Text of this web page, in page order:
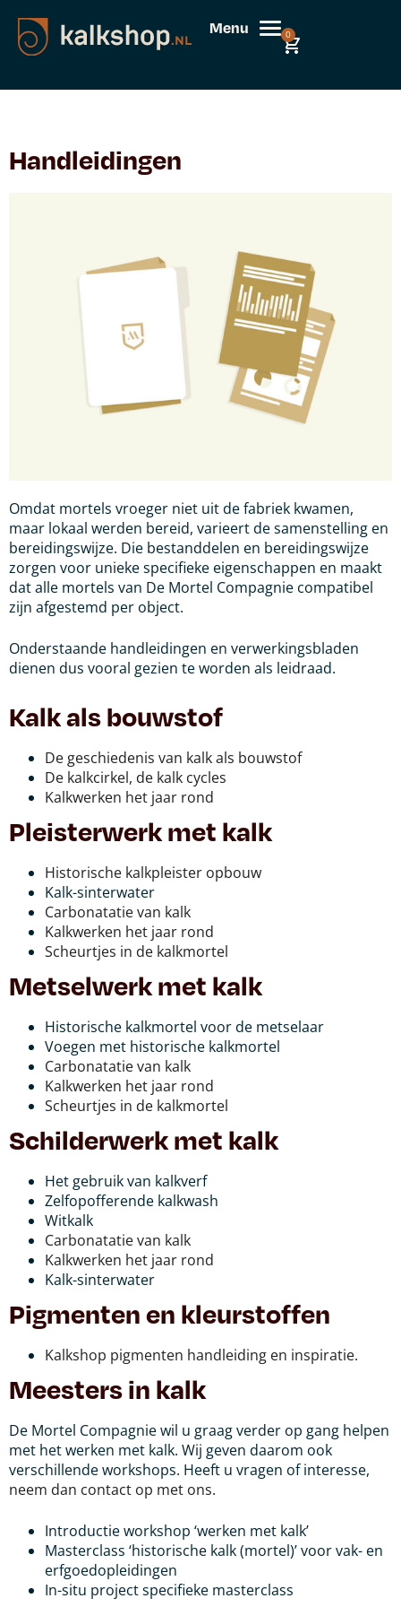
Menu 0
Handleidingen
Omdat mortels vroeger niet uit de fabriek kwamen,
maar lokaal werden bereid, varieert de samenstelling en
bereidingswijze. Die bestanddelen en bereidingswijze
zorgen voor unieke specifieke eigenschappen en maakt
dat alle mortels van De Mortel Compagnie compatibel
zijn afgestemd per object.
Onderstaande handleidingen en verwerkingsbladen
dienen dus vooral gezien te worden als leidraad.
Kalk als bouwstof
De geschiedenis van kalk als bouwstof
De kalkcirkel, de kalk cycles
Kalkwerken het jaar rond
Pleisterwerk met kalk
Historische kalkpleister opbouw
Kalk-sinterwater
Carbonatatie van kalk
Kalkwerken het jaar rond
Scheurtjes in de kalkmortel
Metselwerk met kalk
Historische kalkmortel voor de metselaar
Voegen met historische kalkmortel
Carbonatatie van kalk
Kalkwerken het jaar rond
Scheurtjes in de kalkmortel
Schilderwerk met kalk
Het gebruik van kalkverf
Zelfopofferende kalkwash
Witkalk
Carbonatatie van kalk
Kalkwerken het jaar rond
Kalk-sinterwater
Pigmenten en kleurstoffen
Kalkshop pigmenten handleiding en inspiratie.
Meesters in kalk
De Mortel Compagnie wil u graag verder op gang helpen
met het werken met kalk. Wij geven daarom ook
verschillende workshops. Heeft u vragen of interesse,
neem dan contact op met ons.
Introductie workshop ‘werken met kalk’
Masterclass ‘historische kalk (mortel)’ voor vak- en
erfgoedopleidingen
In-situ project specifieke masterclass